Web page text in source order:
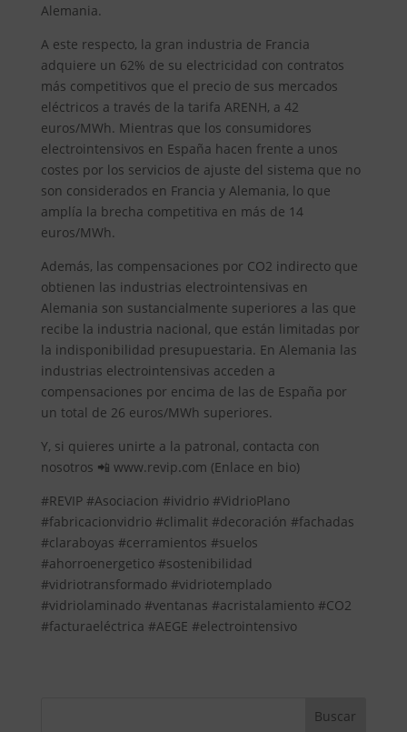
Alemania.
A este respecto, la gran industria de Francia
adquiere un 62% de su electricidad con contratos
más competitivos que el precio de sus mercados
eléctricos a través de la tarifa ARENH, a 42
euros/MWh. Mientras que los consumidores
electrointensivos en España hacen frente a unos
costes por los servicios de ajuste del sistema que no
son considerados en Francia y Alemania, lo que
amplía la brecha competitiva en más de 14
euros/MWh.
Además, las compensaciones por CO2 indirecto que
obtienen las industrias electrointensivas en
Alemania son sustancialmente superiores a las que
recibe la industria nacional, que están limitadas por
la indisponibilidad presupuestaria. En Alemania las
industrias electrointensivas acceden a
compensaciones por encima de las de España por
un total de 26 euros/MWh superiores.
Y, si quieres unirte a la patronal, contacta con
nosotros 📲 www.revip.com (Enlace en bio)
#REVIP #Asociacion #ividrio #VidrioPlano
#fabricacionvidrio #climalit #decoración #fachadas
#claraboyas #cerramientos #suelos
#ahorroenergetico #sostenibilidad
#vidriotransformado #vidriotemplado
#vidriolaminado #ventanas #acristalamiento #CO2
#facturaeléctrica #AEGE #electrointensivo